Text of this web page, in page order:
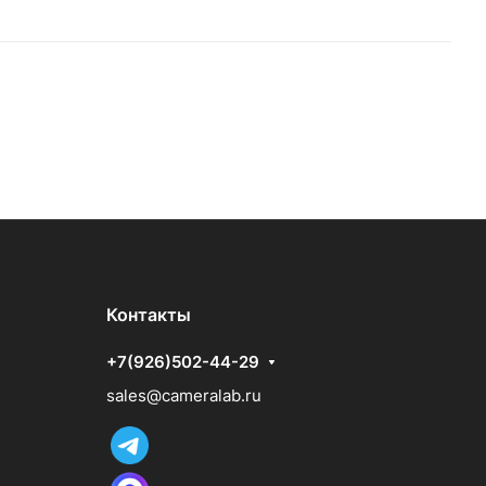
Контакты
+7(926)502-44-29
sales@cameralab.ru